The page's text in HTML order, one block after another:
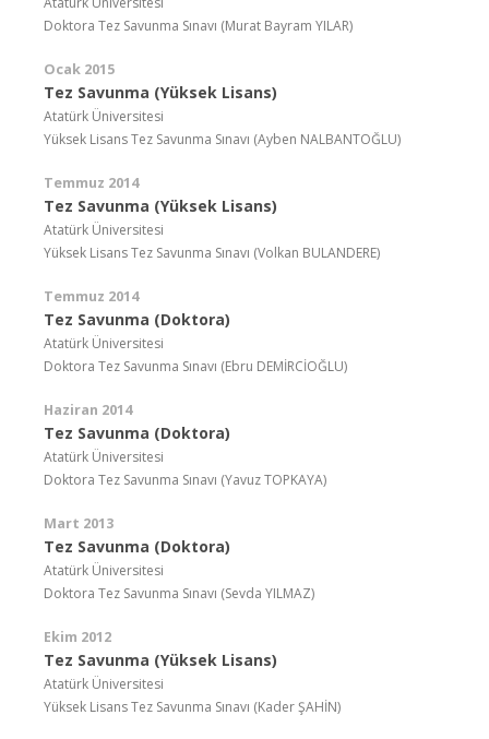
Doktora Tez Savunma Sınavı (Murat Bayram YILAR)
Ocak 2015
Tez Savunma (Yüksek Lisans)
Atatürk Üniversitesi
Yüksek Lisans Tez Savunma Sınavı (Ayben NALBANTOĞLU)
Temmuz 2014
Tez Savunma (Yüksek Lisans)
Atatürk Üniversitesi
Yüksek Lisans Tez Savunma Sınavı (Volkan BULANDERE)
Temmuz 2014
Tez Savunma (Doktora)
Atatürk Üniversitesi
Doktora Tez Savunma Sınavı (Ebru DEMİRCİOĞLU)
Haziran 2014
Tez Savunma (Doktora)
Atatürk Üniversitesi
Doktora Tez Savunma Sınavı (Yavuz TOPKAYA)
Mart 2013
Tez Savunma (Doktora)
Atatürk Üniversitesi
Doktora Tez Savunma Sınavı (Sevda YILMAZ)
Ekim 2012
Tez Savunma (Yüksek Lisans)
Atatürk Üniversitesi
Yüksek Lisans Tez Savunma Sınavı (Kader ŞAHİN)